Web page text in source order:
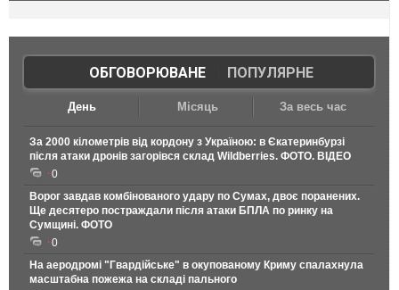
ОБГОВОРЮВАНЕ| ПОПУЛЯРНЕ
День Місяць За весь час
За 2000 кілометрів від кордону з Україною: в Єкатеринбурзі
після атаки дронів загорівся склад Wildberries. ФОТО. ВІДЕО
0
Ворог завдав комбінованого удару по Сумах, двоє поранених.
Ще десятеро постраждали після атаки БПЛА по ринку на
Сумщині. ФОТО
0
На аеродромі "Гвардійське" в окупованому Криму спалахнула
масштабна пожежа на складі пального